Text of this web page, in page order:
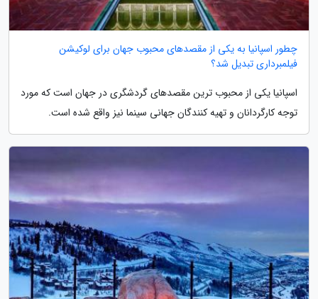
چطور اسپانیا به یکی از مقصدهای محبوب جهان برای لوکیشن
فیلمبرداری تبدیل شد؟
اسپانیا یکی از محبوب ترین مقصدهای گردشگری در جهان است که مورد
توجه کارگردانان و تهیه کنندگان جهانی سینما نیز واقع شده است.